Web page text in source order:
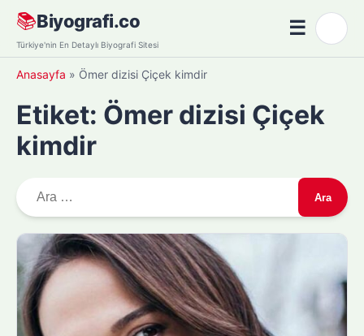
Skip
content
📚Biyografi.co
Türkiye'nin En Detaylı Biyografi Sitesi
☰Menü
Anasayfa » Ömer dizisi Çiçek kimdir
Etiket: Ömer dizisi Çiçek
kimdir
r
m
a